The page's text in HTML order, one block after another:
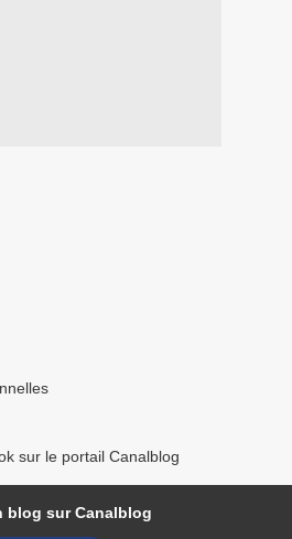
sur le portail Canalblog
blog sur Canalblog